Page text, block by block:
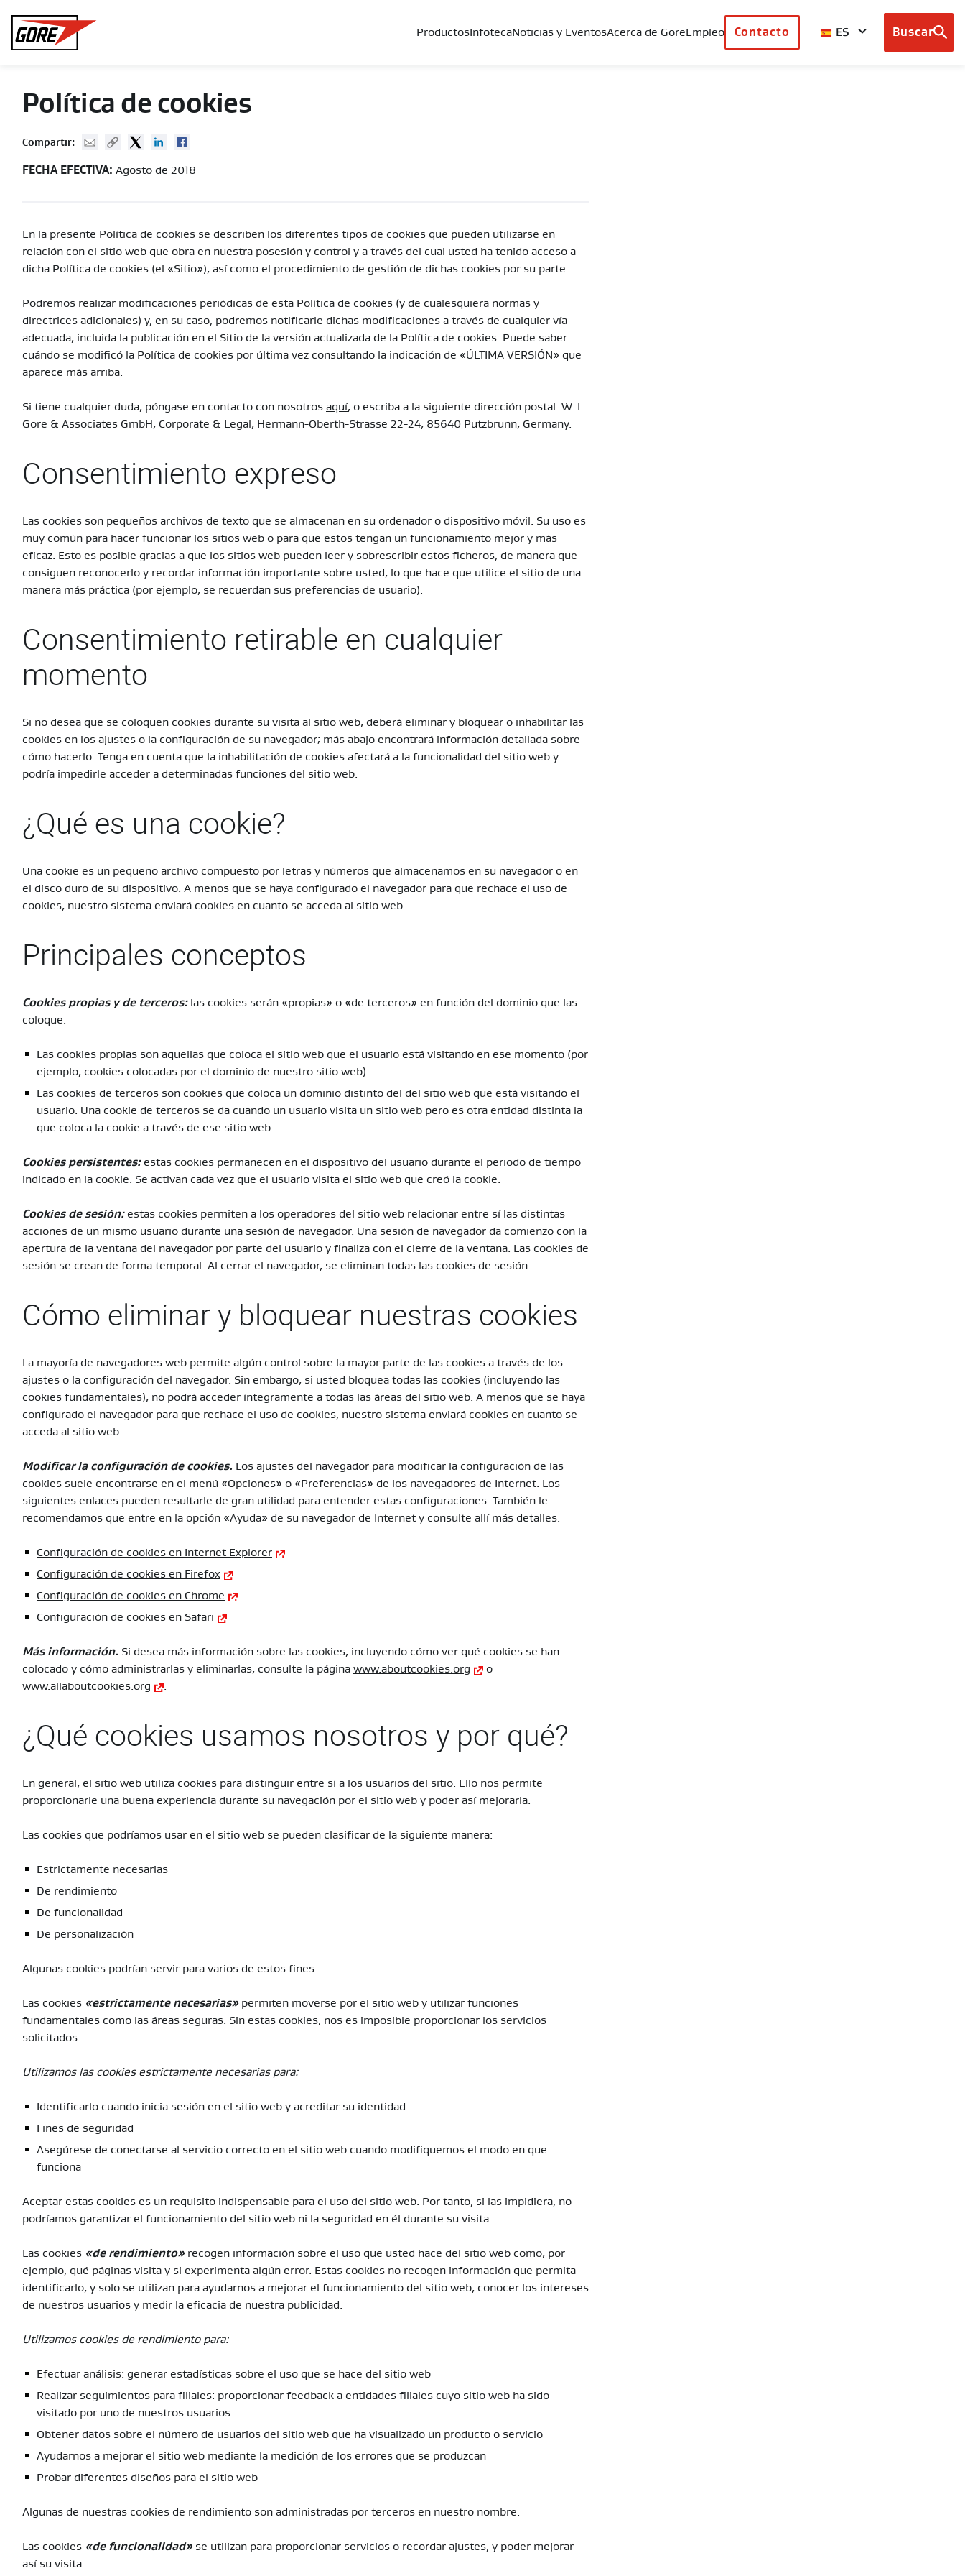
Gore
ProductosInfotecaNoticias y EventosAcerca de GoreEmpleo Contacto ES
Browse
Buscar
Política de cookies
Compartir: Mail Copy URLTwitterLinked In
FECHA EFECTIVA: Agosto de 2018
En la presente Política de cookies se describen los diferentes tipos de cookies que pueden utilizarse en
relación con el sitio web que obra en nuestra posesión y control y a través del cual usted ha tenido acceso a
dicha Política de cookies (el «Sitio»), así como el procedimiento de gestión de dichas cookies por su parte.
Podremos realizar modificaciones periódicas de esta Política de cookies (y de cualesquiera normas y
directrices adicionales) y, en su caso, podremos notificarle dichas modificaciones a través de cualquier vía
adecuada, incluida la publicación en el Sitio de la versión actualizada de la Política de cookies. Puede saber
cuándo se modificó la Política de cookies por última vez consultando la indicación de «ÚLTIMA VERSIÓN» que
aparece más arriba.
Si tiene cualquier duda, póngase en contacto con nosotros aquí, o escriba a la siguiente dirección postal: W. L.
Gore & Associates GmbH, Corporate & Legal, Hermann-Oberth-Strasse 22-24, 85640 Putzbrunn, Germany.
Consentimiento expreso
Las cookies son pequeños archivos de texto que se almacenan en su ordenador o dispositivo móvil. Su uso es
muy común para hacer funcionar los sitios web o para que estos tengan un funcionamiento mejor y más
eficaz. Esto es posible gracias a que los sitios web pueden leer y sobrescribir estos ficheros, de manera que
consiguen reconocerlo y recordar información importante sobre usted, lo que hace que utilice el sitio de una
manera más práctica (por ejemplo, se recuerdan sus preferencias de usuario).
Consentimiento retirable en cualquier
momento
Si no desea que se coloquen cookies durante su visita al sitio web, deberá eliminar y bloquear o inhabilitar las
cookies en los ajustes o la configuración de su navegador; más abajo encontrará información detallada sobre
cómo hacerlo. Tenga en cuenta que la inhabilitación de cookies afectará a la funcionalidad del sitio web y
podría impedirle acceder a determinadas funciones del sitio web.
¿Qué es una cookie?
Una cookie es un pequeño archivo compuesto por letras y números que almacenamos en su navegador o en
el disco duro de su dispositivo. A menos que se haya configurado el navegador para que rechace el uso de
cookies, nuestro sistema enviará cookies en cuanto se acceda al sitio web.
Principales conceptos
Cookies propias y de terceros: las cookies serán «propias» o «de terceros» en función del dominio que las
coloque.
Las cookies propias son aquellas que coloca el sitio web que el usuario está visitando en ese momento (por
ejemplo, cookies colocadas por el dominio de nuestro sitio web).
Las cookies de terceros son cookies que coloca un dominio distinto del del sitio web que está visitando el
usuario. Una cookie de terceros se da cuando un usuario visita un sitio web pero es otra entidad distinta la
que coloca la cookie a través de ese sitio web.
Cookies persistentes:estas cookies permanecen en el dispositivo del usuario durante el periodo de tiempo
indicado en la cookie. Se activan cada vez que el usuario visita el sitio web que creó la cookie.
Cookies de sesión:estas cookies permiten a los operadores del sitio web relacionar entre sí las distintas
acciones de un mismo usuario durante una sesión de navegador. Una sesión de navegador da comienzo con la
apertura de la ventana del navegador por parte del usuario y finaliza con el cierre de la ventana. Las cookies de
sesión se crean de forma temporal. Al cerrar el navegador, se eliminan todas las cookies de sesión.
Cómo eliminar y bloquear nuestras cookies
La mayoría de navegadores web permite algún control sobre la mayor parte de las cookies a través de los
ajustes o la configuración del navegador. Sin embargo, si usted bloquea todas las cookies (incluyendo las
cookies fundamentales), no podrá acceder íntegramente a todas las áreas del sitio web. A menos que se haya
configurado el navegador para que rechace el uso de cookies, nuestro sistema enviará cookies en cuanto se
acceda al sitio web.
Modificar la configuración de cookies. Los ajustes del navegador para modificar la configuración de las
cookies suele encontrarse en el menú «Opciones» o «Preferencias» de los navegadores de Internet. Los
siguientes enlaces pueden resultarle de gran utilidad para entender estas configuraciones. También le
recomendamos que entre en la opción «Ayuda» de su navegador de Internet y consulte allí más detalles.
Configuración de cookies en Internet Explorer
Configuración de cookies en Firefox
Configuración de cookies en Chrome
Configuración de cookies en Safari
Más información. Si desea más información sobre las cookies, incluyendo cómo ver qué cookies se han
colocado y cómo administrarlas y eliminarlas, consulte la página www.aboutcookies.org
o
www.allaboutcookies.org
¿Qué cookies usamos nosotros y por qué?
En general, el sitio web utiliza cookies para distinguir entre sí a los usuarios del sitio. Ello nos permite
proporcionarle una buena experiencia durante su navegación por el sitio web y poder así mejorarla.
Las cookies que podríamos usar en el sitio web se pueden clasificar de la siguiente manera:
Estrictamente necesarias
De rendimiento
De funcionalidad
De personalización
Algunas cookies podrían servir para varios de estos fines.
Las cookies «estrictamente necesarias»permiten moverse por el sitio web y utilizar funciones
fundamentales como las áreas seguras. Sin estas cookies, nos es imposible proporcionar los servicios
solicitados.
Utilizamos las cookies estrictamente necesarias para:
Identificarlo cuando inicia sesión en el sitio web y acreditar su identidad
Fines de seguridad
Asegúrese de conectarse al servicio correcto en el sitio web cuando modifiquemos el modo en que
funciona
Aceptar estas cookies es un requisito indispensable para el uso del sitio web. Por tanto, si las impidiera, no
podríamos garantizar el funcionamiento del sitio web ni la seguridad en él durante su visita.
Las cookies «de rendimiento»recogen información sobre el uso que usted hace del sitio web como, por
ejemplo, qué páginas visita y si experimenta algún error. Estas cookies no recogen información que permita
identificarlo, y solo se utilizan para ayudarnos a mejorar el funcionamiento del sitio web, conocer los intereses
de nuestros usuarios y medir la eficacia de nuestra publicidad.
Utilizamos cookies de rendimiento para:
Efectuar análisis: generar estadísticas sobre el uso que se hace del sitio web
Realizar seguimientos para filiales: proporcionar feedback a entidades filiales cuyo sitio web ha sido
visitado por uno de nuestros usuarios
Obtener datos sobre el número de usuarios del sitio web que ha visualizado un producto o servicio
Ayudarnos a mejorar el sitio web mediante la medición de los errores que se produzcan
Probar diferentes diseños para el sitio web
Algunas de nuestras cookies de rendimiento son administradas por terceros en nuestro nombre.
Las cookies «de funcionalidad»se utilizan para proporcionar servicios o recordar ajustes, y poder mejorar
así su visita.